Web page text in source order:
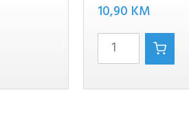
10,90 KM
chrom
kvadrat
količina